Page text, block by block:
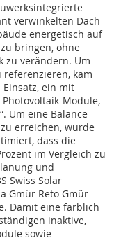
verwinkelten Dach
energetisch auf
bringen, ohne
zu verändern. Um
kam
Einsatz, ein mit
Module,
Um eine Balance
erreichen, wurde
dass die
im Vergleich zu
und
Swiss Solar
Gmür Reto Gmür
Damit eine farblich
inaktive,
sowie